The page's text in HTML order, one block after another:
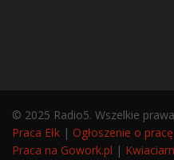
© 2025 Radio5. Wszelkie
Praca Ełk | Ogłoszenie o pracę
Praca na Gowork.pl |